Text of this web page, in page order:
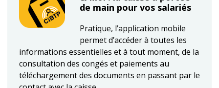
de main pour vos salariés
Pratique, l’application mobile
permet d’accéder à toutes les
informations essentielles et à tout moment, de la
consultation des congés et paiements au
téléchargement des documents en passant par le